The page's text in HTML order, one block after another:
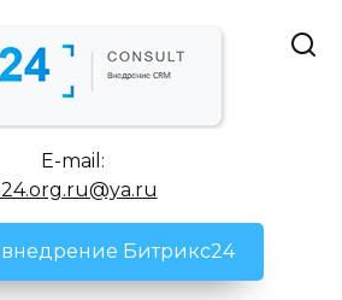
E-mail:
внедрение Битрикс24